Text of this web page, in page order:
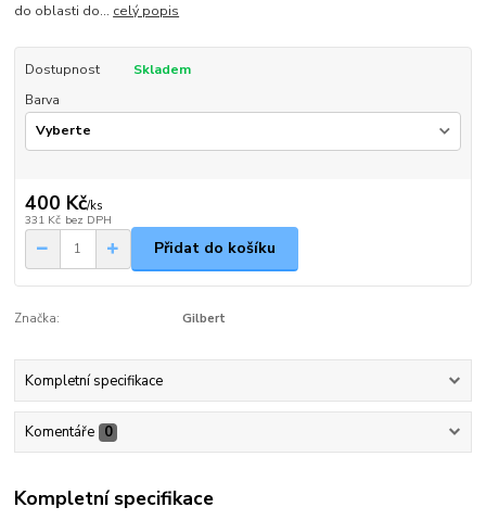
do oblasti do... celý popis
Dostupnost
Skladem
Barva
400 Kč/ks
331 Kč bez DPH
Přidat do košíku
Značka: Gilbert
Kompletní specifikace
Komentáře 0
Kompletní specifikace